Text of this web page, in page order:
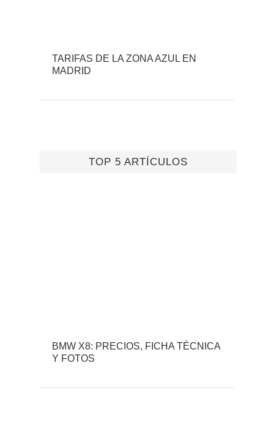
TARIFAS DE LA ZONA AZUL EN
MADRID
TOP 5 ARTÍCULOS
BMW X8: PRECIOS, FICHA TÉCNICA
Y FOTOS